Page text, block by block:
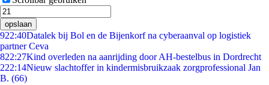
opslaan
922:40Datalek bij Bol en de Bijenkorf na cyberaanval op logistiek
partner Ceva
822:27Kind overleden na aanrijding door AH-bestelbus in Dordrecht
222:14Nieuw slachtoffer in kindermisbruikzaak zorgprofessional Jan
B. (66)